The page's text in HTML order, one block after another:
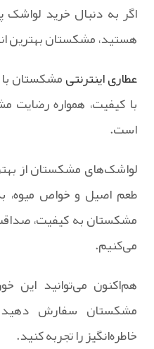
اگر به دنبال خرید لواشک
هستید، مشکستان بهترین
عطاری اینترنتیمشکستان با
با کیفیت، همواره رضایت
است.
لواشک‌های مشکستان از
طعم اصیل و خواص میوه،
مشکستان به کیفیت،
می‌کنیم.
هم‌اکنون می‌توانید این
مشکستان سفارش
خاطره‌انگیز را تجربه کنید.